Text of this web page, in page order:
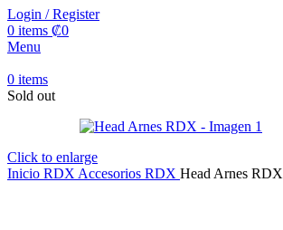
Login / Register
0 items ₡0
Menu
0 items
Sold out
Click to enlarge
Inicio RDX Accesorios RDX Head Arnes RDX